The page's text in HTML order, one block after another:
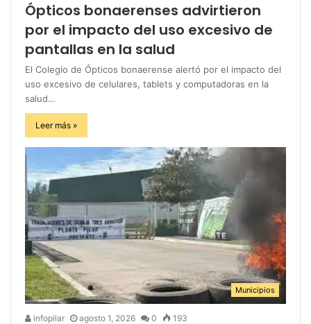
Ópticos bonaerenses advirtieron
por el impacto del uso excesivo de
pantallas en la salud
El Colegio de Ópticos bonaerense alertó por el impacto del
uso excesivo de celulares, tablets y computadoras en la
salud…
Leer más »
Municipios
infopilar agosto 1, 2026 0 193